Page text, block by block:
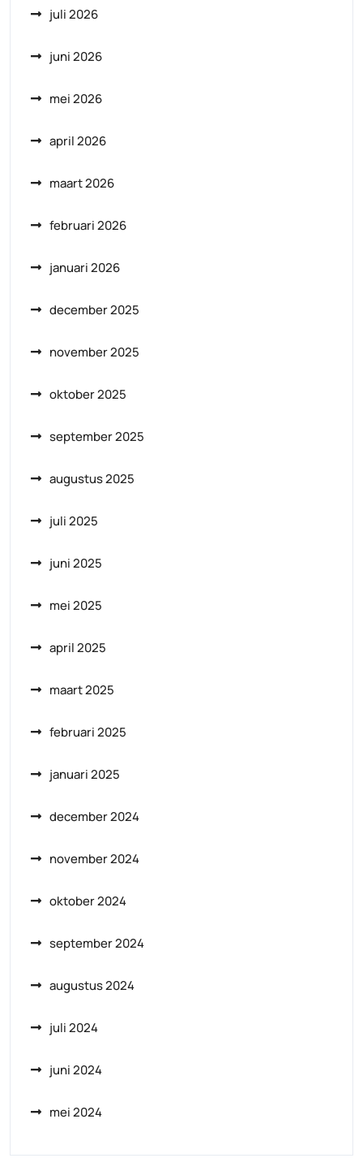
juli 2026
juni 2026
mei 2026
april 2026
maart 2026
februari 2026
januari 2026
december 2025
november 2025
oktober 2025
september 2025
augustus 2025
juli 2025
juni 2025
mei 2025
april 2025
maart 2025
februari 2025
januari 2025
december 2024
november 2024
oktober 2024
september 2024
augustus 2024
juli 2024
juni 2024
mei 2024